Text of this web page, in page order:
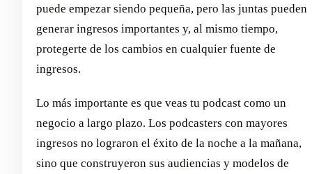
puede empezar siendo pequeña, pero las juntas pueden
generar ingresos importantes y, al mismo tiempo,
protegerte de los cambios en cualquier fuente de
ingresos.
Lo más importante es que veas tu podcast como un
negocio a largo plazo. Los podcasters con mayores
ingresos no lograron el éxito de la noche a la mañana,
sino que construyeron sus audiencias y modelos de